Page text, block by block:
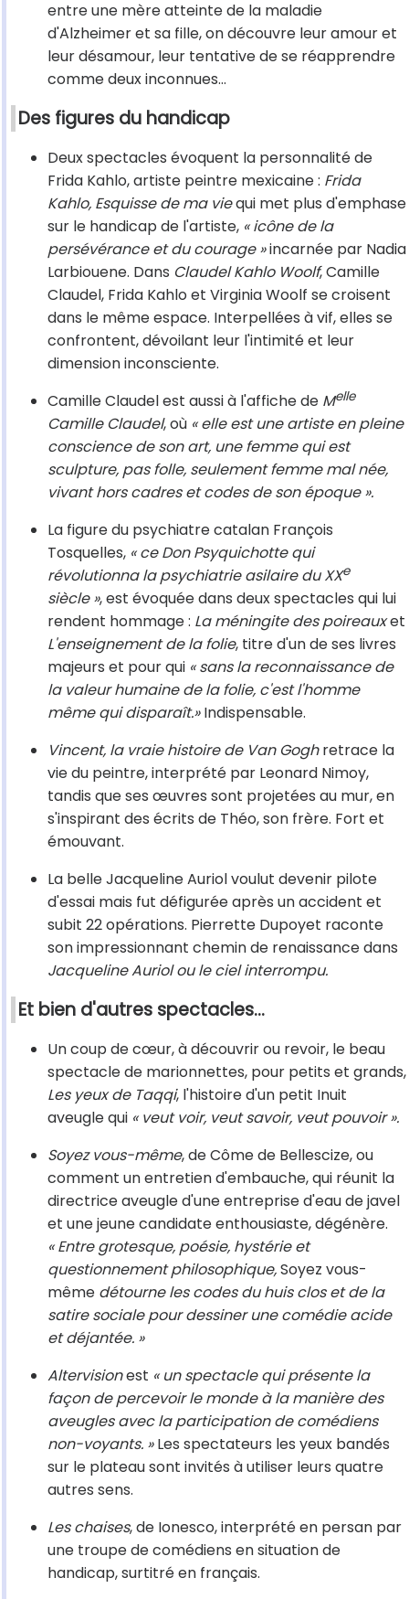
entre une mère atteinte de la maladie
d'Alzheimer et sa fille, on découvre leur amour et
leur désamour, leur tentative de se réapprendre
comme deux inconnues…
Des figures du handicap
Deux spectacles évoquent la personnalité de
Frida Kahlo, artiste peintre mexicaine : Frida
Kahlo, Esquisse de ma viequi met plus d'emphase
sur le handicap de l'artiste, « icône de la
persévérance et du courage »incarnée par Nadia
Larbiouene. Dans Claudel Kahlo Woolf, Camille
Claudel, Frida Kahlo et Virginia Woolf se croisent
dans le même espace. Interpellées à vif, elles se
confrontent, dévoilant leur l'intimité et leur
dimension inconsciente.
Camille Claudel est aussi à l'affiche de Melle
Camille Claudel, où « elle est une artiste en pleine
conscience de son art, une femme qui est
sculpture, pas folle, seulement femme mal née,
vivant hors cadres et codes de son époque ».
La figure du psychiatre catalan François
Tosquelles, « ce Don Psyquichotte qui
révolutionna la psychiatrie asilaire du XXe
siècle », est évoquée dans deux spectacles qui lui
rendent hommage : La méningite des poireauxet
L'enseignement de la folie, titre d'un de ses livres
majeurs et pour qui « sans la reconnaissance de
la valeur humaine de la folie, c'est l'homme
même qui disparaît.»Indispensable.
Vincent, la vraie histoire de Van Goghretrace la
vie du peintre, interprété par Leonard Nimoy,
tandis que ses œuvres sont projetées au mur, en
s'inspirant des écrits de Théo, son frère. Fort et
émouvant.
La belle Jacqueline Auriol voulut devenir pilote
d'essai mais fut défigurée après un accident et
subit 22 opérations. Pierrette Dupoyet raconte
son impressionnant chemin de renaissance dans
Jacqueline Auriol ou le ciel interrompu.
Et bien d'autres spectacles…
Un coup de cœur, à découvrir ou revoir, le beau
spectacle de marionnettes, pour petits et grands,
Les yeux de Taqqi, l'histoire d'un petit Inuit
aveugle qui « veut voir, veut savoir, veut pouvoir ».
Soyez vous-même, de Côme de Bellescize, ou
comment un entretien d'embauche, qui réunit la
directrice aveugle d'une entreprise d'eau de javel
et une jeune candidate enthousiaste, dégénère.
« Entre grotesque, poésie, hystérie et
questionnement philosophique,Soyez vous-
même détourne les codes du huis clos et de la
satire sociale pour dessiner une comédie acide
et déjantée. »
Altervisionest « un spectacle qui présente la
façon de percevoir le monde à la manière des
aveugles avec la participation de comédiens
non-voyants. »Les spectateurs les yeux bandés
sur le plateau sont invités à utiliser leurs quatre
autres sens.
Les chaises, de Ionesco, interprété en persan par
une troupe de comédiens en situation de
handicap, surtitré en français.